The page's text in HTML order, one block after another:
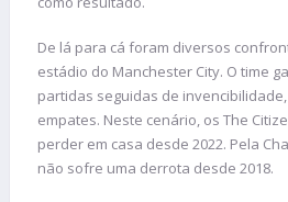
De lá para cá foram diversos
estádio do Manchester City. O time
partidas seguidas de
empates. Neste cenário, os The
perder em casa desde 2022. Pela
não sofre uma derrota desde 2018.